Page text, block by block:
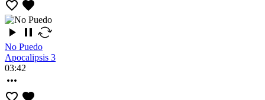
No Puedo
Apocalipsis 3
03:42